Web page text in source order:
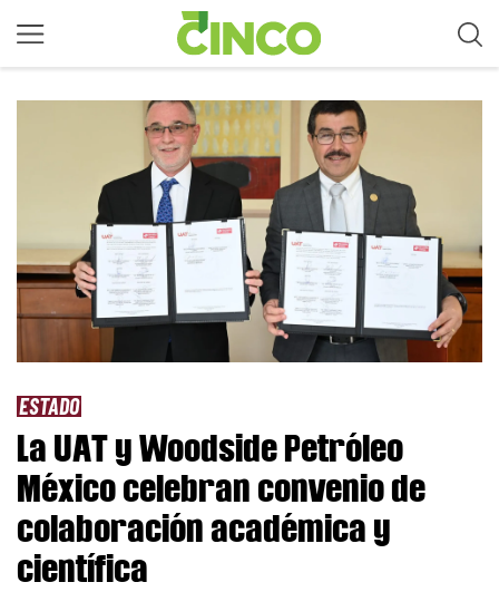
ESTADO
La UAT y Woodside Petróleo
México celebran convenio de
colaboración académica y
científica